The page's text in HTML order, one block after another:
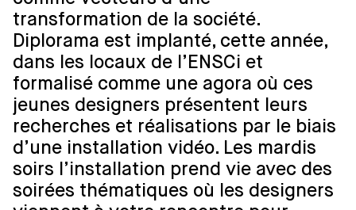
transformation de la société.
Diplorama est implanté, cette année,
dans les locaux de l’ENSCi et
formalisé comme une agora où ces
jeunes designers présentent leurs
recherches et réalisations par le biais
d’une installation vidéo. Les mardis
soirs l’installation prend vie avec des
soirées thématiques où les designers